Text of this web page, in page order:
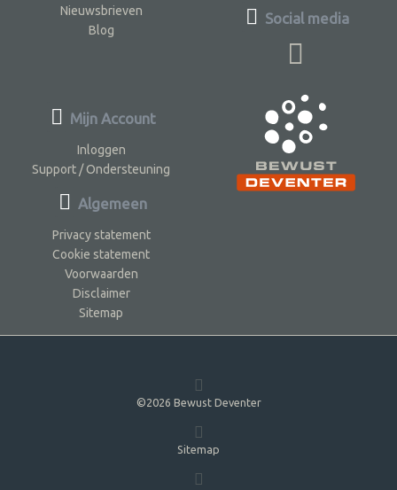
Nieuwsbrieven
Blog
Social media
Mijn Account
Inloggen
Support / Ondersteuning
Algemeen
Privacy statement
Cookie statement
Voorwaarden
Disclaimer
Sitemap
©2026 Bewust Deventer
Sitemap